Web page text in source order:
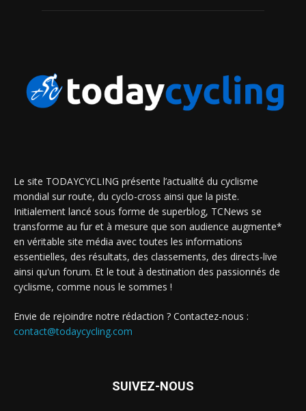
Le site TODAYCYCLING présente l’actualité du cyclisme
mondial sur route, du cyclo-cross ainsi que la piste.
Initialement lancé sous forme de superblog, TCNews se
transforme au fur et à mesure que son audience augmente*
en véritable site média avec toutes les informations
essentielles, des résultats, des classements, des directs-live
ainsi qu'un forum. Et le tout à destination des passionnés de
cyclisme, comme nous le sommes !
Envie de rejoindre notre rédaction ? Contactez-nous :
contact@todaycycling.com
SUIVEZ-NOUS